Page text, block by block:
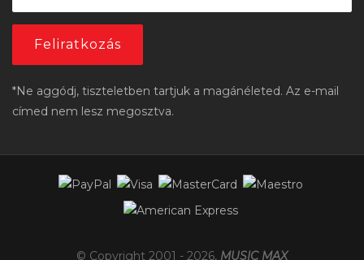
*Ne aggódj, tiszteletben tartjuk a magánéleted. Az e-mail
címed nem lesz megosztva.
© Copyright 2001 - 2026, MUSIC MAX